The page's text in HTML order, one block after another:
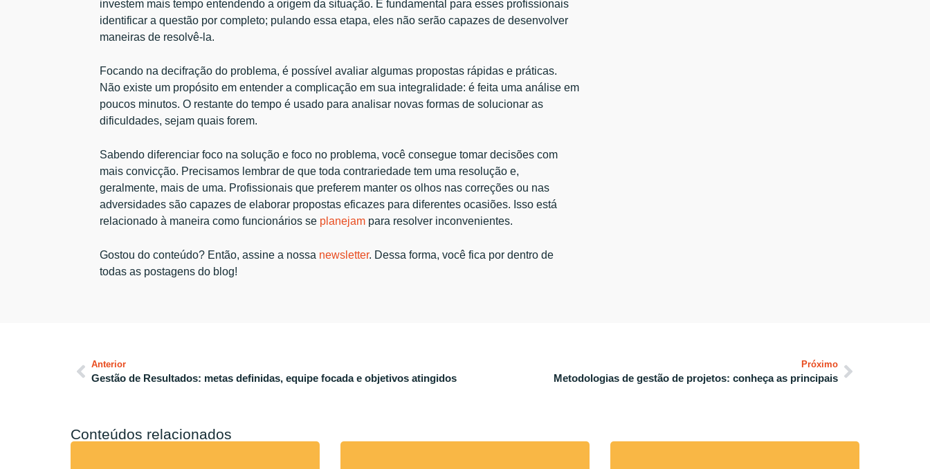
investem mais tempo entendendo a origem da situação. É fundamental para esses profissionais
identificar a questão por completo; pulando essa etapa, eles não serão capazes de desenvolver
maneiras de resolvê-la.
Focando na decifração do problema, é possível avaliar algumas propostas rápidas e práticas.
Não existe um propósito em entender a complicação em sua integralidade: é feita uma análise em
poucos minutos. O restante do tempo é usado para analisar novas formas de solucionar as
dificuldades, sejam quais forem.
Sabendo diferenciar foco na solução e foco no problema, você consegue tomar decisões com
mais convicção. Precisamos lembrar de que toda contrariedade tem uma resolução e,
geralmente, mais de uma. Profissionais que preferem manter os olhos nas correções ou nas
adversidades são capazes de elaborar propostas eficazes para diferentes ocasiões. Isso está
relacionado à maneira como funcionários se planejam para resolver inconvenientes.
Gostou do conteúdo? Então, assine a nossa newsletter. Dessa forma, você fica por dentro de
todas as postagens do blog!
Anterior
Gestão de Resultados: metas definidas, equipe focada e objetivos atingidos
Próximo
Metodologias de gestão de projetos: conheça as principais
Conteúdos relacionados